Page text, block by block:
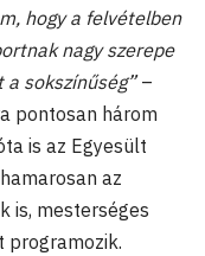
hogy a felvételben
nagy szerepe
sokszínűség”–
pontosan három
is az Egyesült
az
is, mesterséges
programozik.